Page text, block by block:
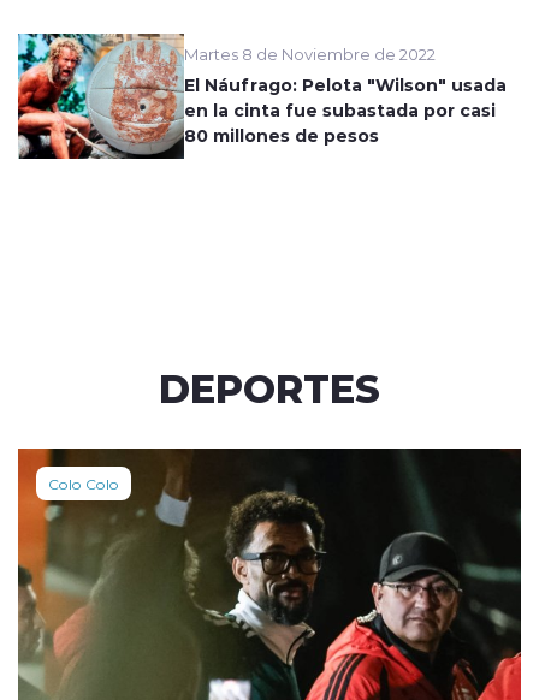
Martes 8 de Noviembre de 2022
El Náufrago: Pelota "Wilson" usada
en la cinta fue subastada por casi
80 millones de pesos
DEPORTES
Colo Colo